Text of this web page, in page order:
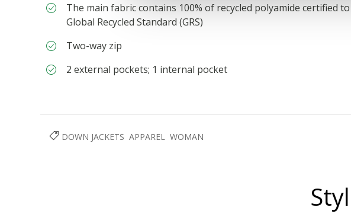
The main fabric contains 100% of recycled polyamide certified
Global Recycled Standard (GRS)
Two-way zip
2 external pockets; 1 internal pocket
DOWN JACKETS APPAREL WOMAN